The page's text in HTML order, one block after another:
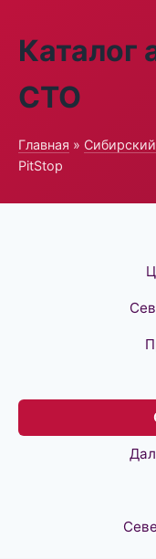
Каталог
СТО
Главная »
PitStop